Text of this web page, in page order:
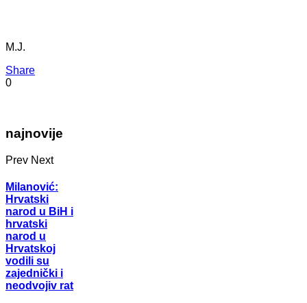
M.J.
Share
0
najnovije
Prev Next
Milanović:
Hrvatski
narod u BiH i
hrvatski
narod u
Hrvatskoj
vodili su
zajednički i
neodvojiv rat